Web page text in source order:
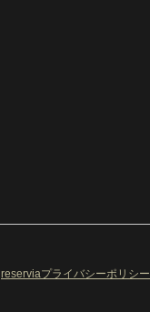
reserviaプライバシーポリシー